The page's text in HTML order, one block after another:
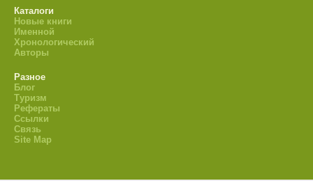
Каталоги
Новые книги
Именной
Хронологический
Авторы
Разное
Блог
Туризм
Рефераты
Ссылки
Связь
Site Map